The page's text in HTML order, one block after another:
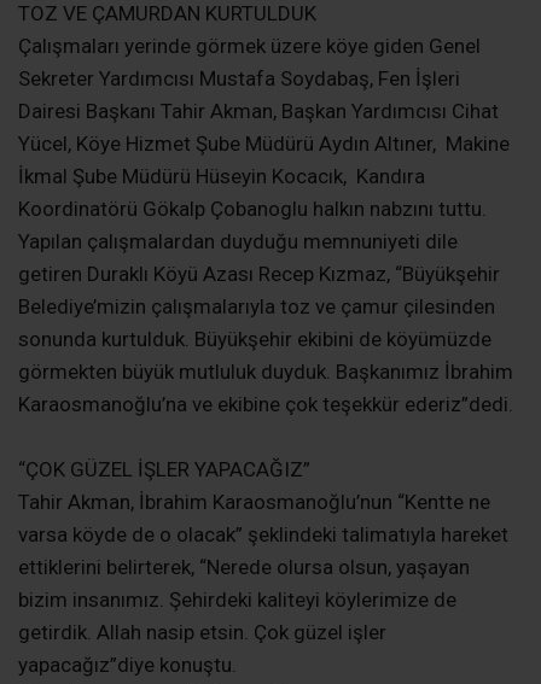
TOZ VE ÇAMURDAN KURTULDUK
Çalışmaları yerinde görmek üzere köye giden Genel
Sekreter Yardımcısı Mustafa Soydabaş, Fen İşleri
Dairesi Başkanı Tahir Akman, Başkan Yardımcısı Cihat
Yücel, Köye Hizmet Şube Müdürü Aydın Altıner, Makine
İkmal Şube Müdürü Hüseyin Kocacık, Kandıra
Koordinatörü Gökalp Çobanoglu halkın nabzını tuttu.
Yapılan çalışmalardan duyduğu memnuniyeti dile
getiren Duraklı Köyü Azası Recep Kızmaz, “Büyükşehir
Belediye’mizin çalışmalarıyla toz ve çamur çilesinden
sonunda kurtulduk. Büyükşehir ekibini de köyümüzde
görmekten büyük mutluluk duyduk. Başkanımız İbrahim
Karaosmanoğlu’na ve ekibine çok teşekkür ederiz”dedi.
“ÇOK GÜZEL İŞLER YAPACAĞIZ”
Tahir Akman, İbrahim Karaosmanoğlu’nun “Kentte ne
varsa köyde de o olacak” şeklindeki talimatıyla hareket
ettiklerini belirterek, “Nerede olursa olsun, yaşayan
bizim insanımız. Şehirdeki kaliteyi köylerimize de
getirdik. Allah nasip etsin. Çok güzel işler
yapacağız”diye konuştu.